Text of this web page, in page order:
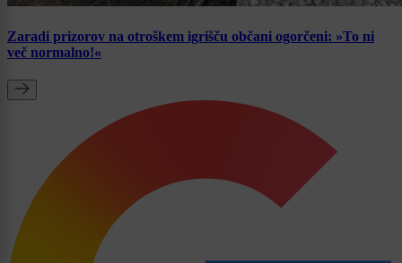
Zaradi prizorov na otroškem igrišču občani ogorčeni: »To ni
več normalno!«